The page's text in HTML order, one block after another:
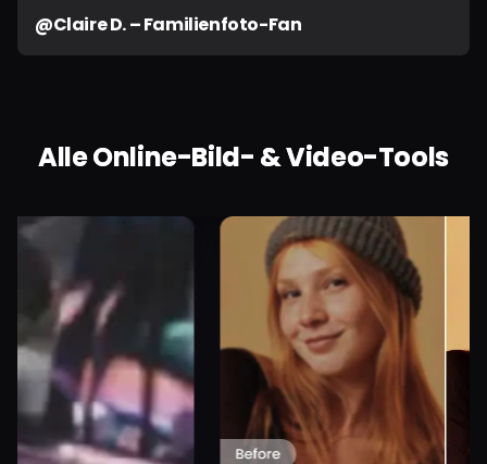
@Claire D. – Familienfoto-Fan
Alle Online-Bild- & Video-Tools